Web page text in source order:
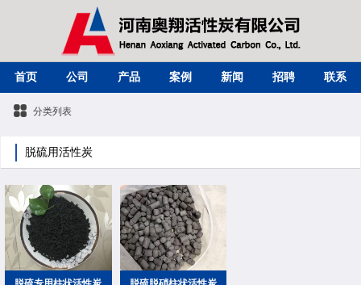
首页 公司 产品 案例 新闻 招聘 联系
分类列表
脱硫用活性炭